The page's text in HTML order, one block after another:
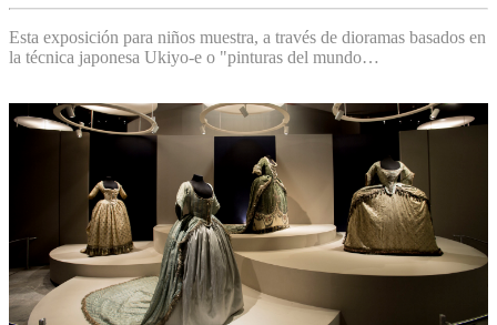
Esta exposición para niños muestra, a través de dioramas basados en
la técnica japonesa Ukiyo-e o "pinturas del mundo…